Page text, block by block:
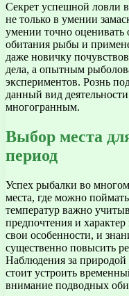
Секрет успешной ловли
не только в умении
умении точно оценивать
обитания рыбы и
даже новичку
дела, а опытным
экспериментов. Рознь
данный вид
многогранным.
Выбор места
период
Успех рыбалки во
места, где можно
температур важно
предпочтения и
свои особенности, и
существенно повысить
Наблюдения за природой
стоит устроить
внимание подводных